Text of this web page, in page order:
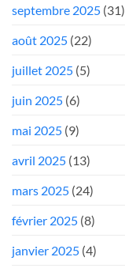
septembre 2025 (31)
août 2025 (22)
juillet 2025 (5)
juin 2025 (6)
mai 2025 (9)
avril 2025 (13)
mars 2025 (24)
février 2025 (8)
janvier 2025 (4)